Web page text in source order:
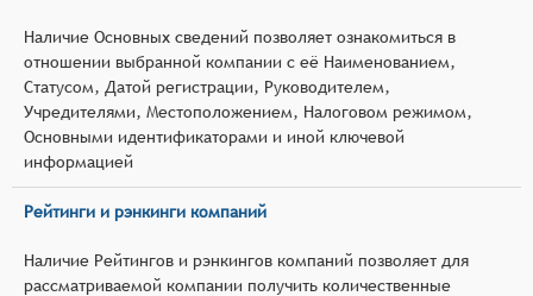
Наличие Основных сведений позволяет ознакомиться в
отношении выбранной компании с её Наименованием,
Статусом, Датой регистрации, Руководителем,
Учредителями, Местоположением, Налоговом режимом,
Основными идентификаторами и иной ключевой
информацией
Рейтинги и рэнкинги компаний
Наличие Рейтингов и рэнкингов компаний позволяет для
рассматриваемой компании получить количественные